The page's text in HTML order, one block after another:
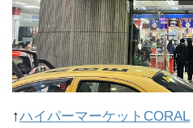
↑ハイパーマーケットCORAL